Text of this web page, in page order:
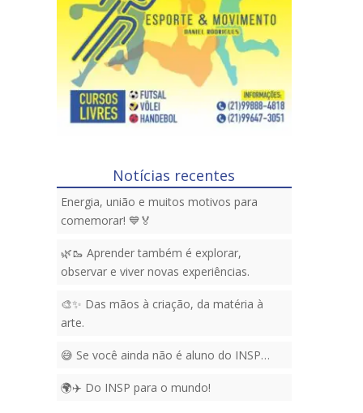
Notícias recentes
Energia, união e muitos motivos para
comemorar! 💙🏅
🌿🥾 Aprender também é explorar,
observar e viver novas experiências.
🎨✨ Das mãos à criação, da matéria à
arte.
😅 Se você ainda não é aluno do INSP…
🌍✈️ Do INSP para o mundo!